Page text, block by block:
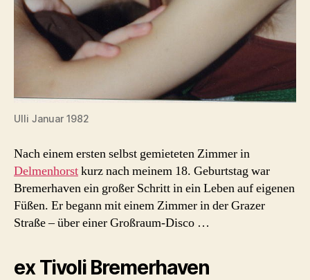
Ulli Januar 1982
Nach einem ersten selbst gemieteten Zimmer in
Delmenhorstkurz nach meinem 18. Geburtstag war
Bremerhaven ein großer Schritt in ein Leben auf eigenen
Füßen. Er begann mit einem Zimmer in der Grazer
Straße – über einer Großraum-Disco …
ex Tivoli Bremerhaven